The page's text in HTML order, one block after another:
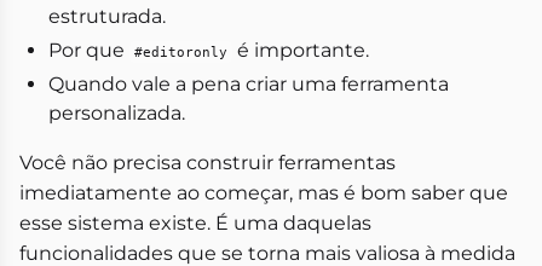
estruturada.
Por que
#editoronly
é importante.
Quando vale a pena criar uma ferramenta
personalizada.
Você não precisa construir ferramentas
imediatamente ao começar, mas é bom saber que
esse sistema existe. É uma daquelas
funcionalidades que se torna mais valiosa à medida